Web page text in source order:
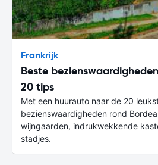
Frankrijk
Beste
20 tips
Met een huurauto naar de 20
bezienswaardigheden rond
wijngaarden, indrukwekkende
stadjes.